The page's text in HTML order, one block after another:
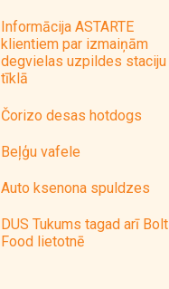
Informācija ASTARTE
klientiem par izmaiņām
degvielas uzpildes staciju
tīklā
Čorizo desas hotdogs
Beļģu vafele
Auto ksenona spuldzes
DUS Tukums tagad arī Bolt
Food lietotnē